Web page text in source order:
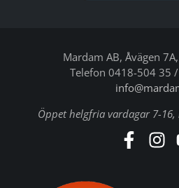
Mardam AB, Åvägen
Telefon 0418-504 35
Öppet helgfria vardagar 7-